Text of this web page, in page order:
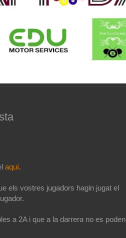
aquí.
els vostres jugadors hagin jugat el
a 2A i que a la darrera no es poden